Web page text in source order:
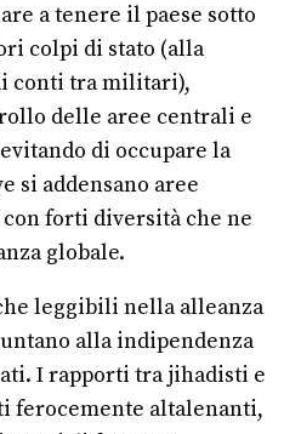
a tenere il paese sotto
colpi di stato (alla
conti tra militari),
delle aree centrali e
di occupare la
si addensano aree
forti diversità che ne
globale.
leggibili nella alleanza
alla indipendenza
I rapporti tra jihadisti e
ferocemente altalenanti,